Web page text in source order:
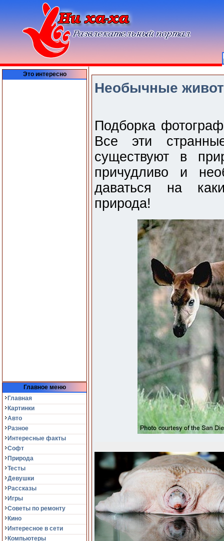
Это интересно
Главное меню
Главная
Картинки
Авто
Разное
Интересные факты
Софт
Природа
Тесты
Девушки
Рассказы
Игры
Советы по ремонту
Кино
Интересное в сети
Компьютеры
Необычные
Подборка
Все эти
существуют в
причудливо и
даваться на
природа!